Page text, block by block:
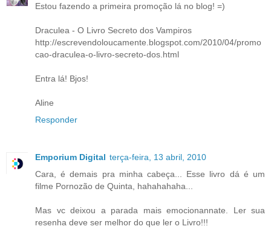
Estou fazendo a primeira promoção lá no blog! =)
Draculea - O Livro Secreto dos Vampiros
http://escrevendoloucamente.blogspot.com/2010/04/promo
cao-draculea-o-livro-secreto-dos.html
Entra lá! Bjos!
Aline
Responder
Emporium Digital terça-feira, 13 abril, 2010
Cara, é demais pra minha cabeça... Esse livro dá é um
filme Pornozão de Quinta, hahahahaha...
Mas vc deixou a parada mais emocionannate. Ler sua
resenha deve ser melhor do que ler o Livro!!!